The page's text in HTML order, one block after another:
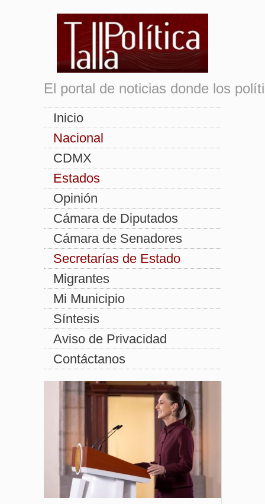
El portal de noticias donde los
Inicio
Nacional
CDMX
Estados
Opinión
Cámara de Diputados
Cámara de Senadores
Secretarías de Estado
Migrantes
Mi Municipio
Síntesis
Aviso de Privacidad
Contáctanos